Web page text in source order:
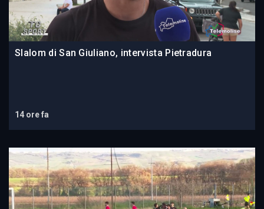
Slalom di San Giuliano, intervista Pietradura
14 ore fa